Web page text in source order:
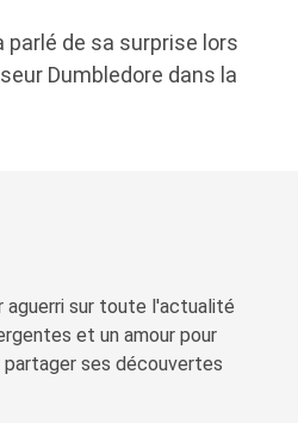
de sa surprise lors
Dumbledore dans la
aguerri sur toute l'actualité
et un amour pour
ses découvertes